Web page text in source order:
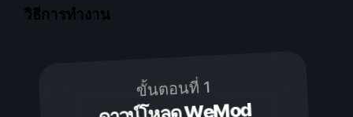
วิธีการทำงาน
ขั้นตอนที่ 1